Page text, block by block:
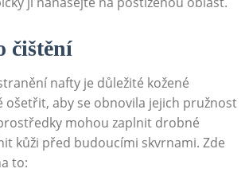
čištění
nafty je důležité kožené
ošetřit, aby se obnovila jejich pružnost
mohou zaplnit drobné
kůži před budoucími skvrnami. Zde
to: